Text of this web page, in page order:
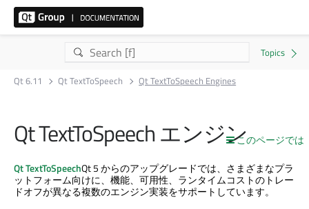
Qt 6.11 Qt TextToSpeech Qt TextToSpeech Engines
このページでは
Qt TextToSpeechエンジン
Qt TextToSpeechQt 5 からのアップグレードでは、さまざまなプラ
ットフォーム向けに、機能、可用性、ランタイムコストのトレー
ドオフが異なる複数のエンジン実装をサポートしています。